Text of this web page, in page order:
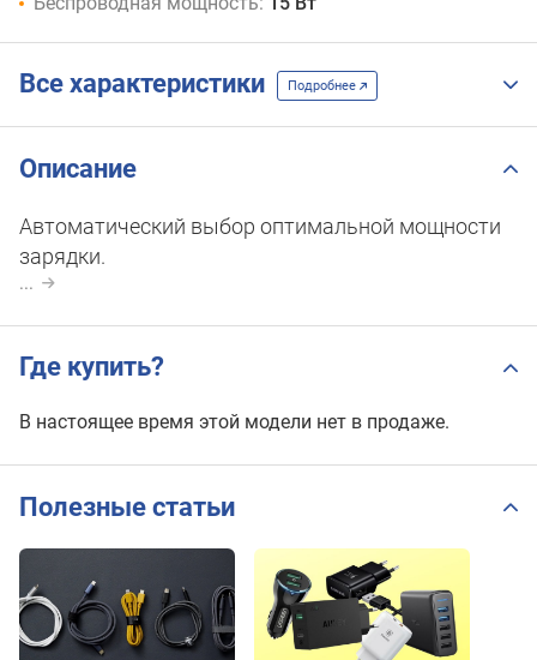
Все характеристики Подробнее
Описание
Автоматический выбор оптимальной мощности
зарядки.
...
Где купить?
В настоящее время этой модели нет в продаже.
Полезные статьи